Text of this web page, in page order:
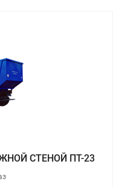
СТЕНОЙ ПТ-23